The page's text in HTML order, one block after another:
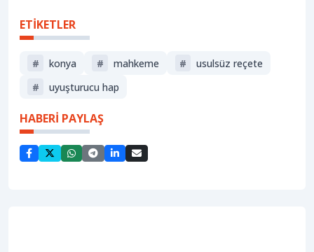
ETİKETLER
# konya # mahkeme #
usulsüz reçete
#
uyuşturucu hap
HABERİ PAYLAŞ